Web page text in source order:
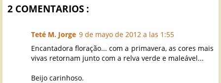
2 COMENTARIOS :
Teté M. Jorge 9 de mayo de 2012 a las 1:55
Encantadora floração... com a primavera, as cores mais
vivas retornam junto com a relva verde e maleável...
Beijo carinhoso.